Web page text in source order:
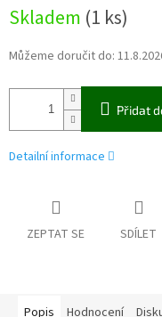
cena:
Skladem (1 ks)
Můžeme doručit do:
Přidat
Detailní informace
ZEPTAT SE SDÍLET
Popis Hodnocení